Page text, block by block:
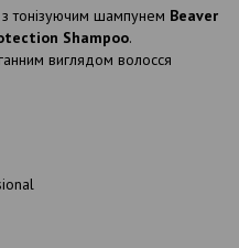
з тонізуючим шампунем Beaver
Shampoo.
виглядом волосся